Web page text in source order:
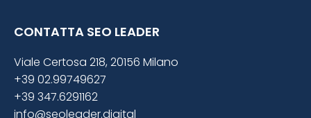
CONTATTA SEO LEADER
Viale Certosa 218, 20156 Milano
+39 02.99749627
+39 347.6291162
info@seoleader.digital